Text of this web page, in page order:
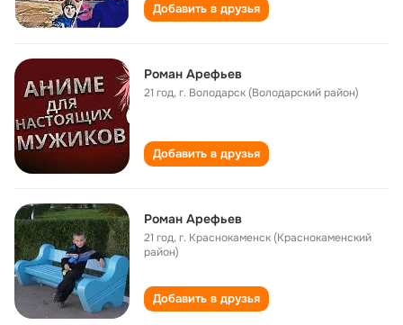
Добавить в друзья
Роман Арефьев
21 год,г. Володарск (Володарский район)
Добавить в друзья
Роман Арефьев
21 год,г. Краснокаменск (Краснокаменский
район)
Добавить в друзья